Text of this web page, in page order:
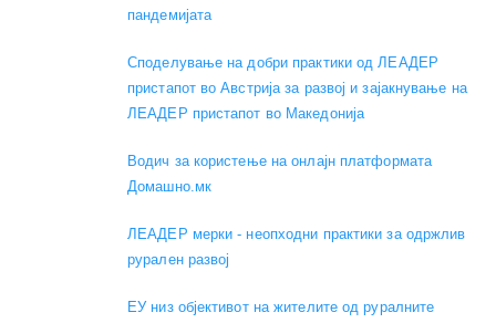
пандемијата
Споделување на добри практики од ЛЕАДЕР
пристапот во Австрија за развој и зајакнување на
ЛЕАДЕР пристапот во Македонија
Водич за користење на онлајн платформата
Домашно.мк
ЛЕАДЕР мерки - неопходни практики за одржлив
рурален развој
ЕУ низ објективот на жителите од руралните